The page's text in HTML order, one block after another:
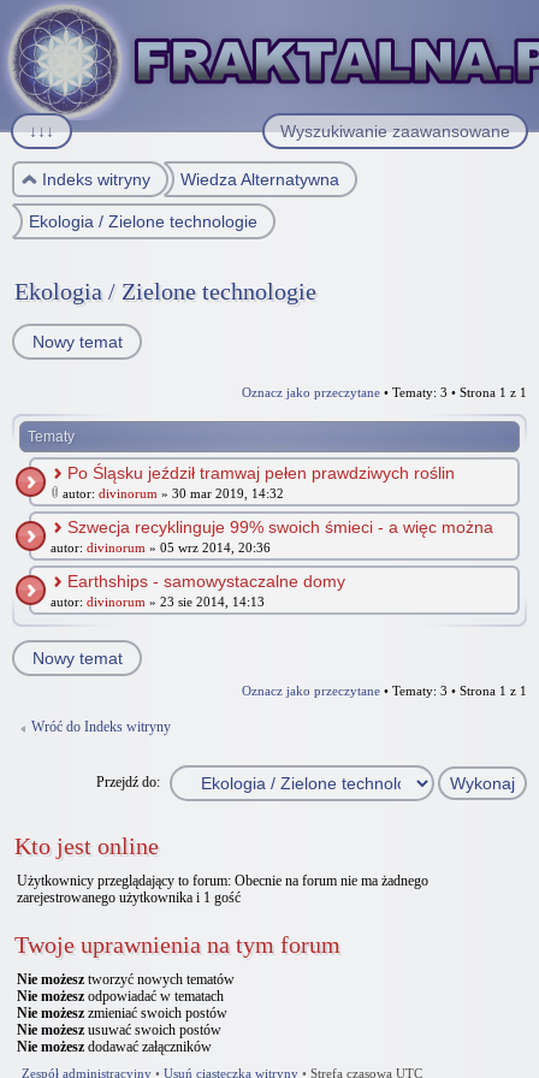
Wyszukiwanie zaawansowane
↓↓↓
Indeks witryny Wiedza Alternatywna
Ekologia / Zielone technologie
Ekologia / Zielone technologie
Nowy temat
Oznacz jako przeczytane • Tematy: 3 • Strona 1 z 1
Tematy
Po Śląsku jeździł tramwaj pełen prawdziwych roślin
autor: divinorum » 30 mar 2019, 14:32
Szwecja recyklinguje 99% swoich śmieci - a więc można
autor: divinorum » 05 wrz 2014, 20:36
Earthships - samowystaczalne domy
autor: divinorum » 23 sie 2014, 14:13
Nowy temat
Oznacz jako przeczytane • Tematy: 3 • Strona 1 z 1
Wróć do Indeks witryny
Przejdź do:
Kto jest online
Użytkownicy przeglądający to forum: Obecnie na forum nie ma żadnego
zarejestrowanego użytkownika i 1 gość
Twoje uprawnienia na tym forum
Nie możesz tworzyć nowych tematów
Nie możesz odpowiadać w tematach
Nie możesz zmieniać swoich postów
Nie możesz usuwać swoich postów
Nie możesz dodawać załączników
Zespół administracyjny • Usuń ciasteczka witryny • Strefa czasowa UTC